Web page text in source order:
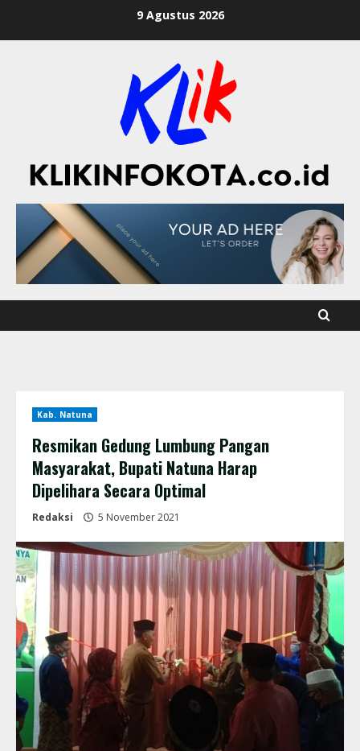
9 Agustus 2026
Kab. Natuna
Resmikan Gedung Lumbung Pangan
Masyarakat, Bupati Natuna Harap
Dipelihara Secara Optimal
Redaksi 5 November 2021